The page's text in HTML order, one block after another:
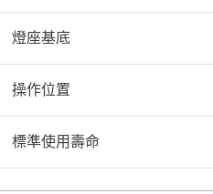
燈座基底
操作位置
標準使用壽命